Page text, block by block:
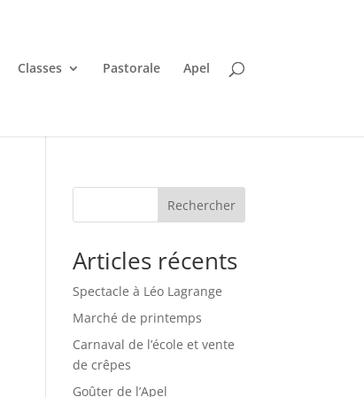
Classes Pastorale Apel
Rechercher
Articles récents
Spectacle à Léo Lagrange
Marché de printemps
Carnaval de l’école et vente
de crêpes
Goûter de l’Apel